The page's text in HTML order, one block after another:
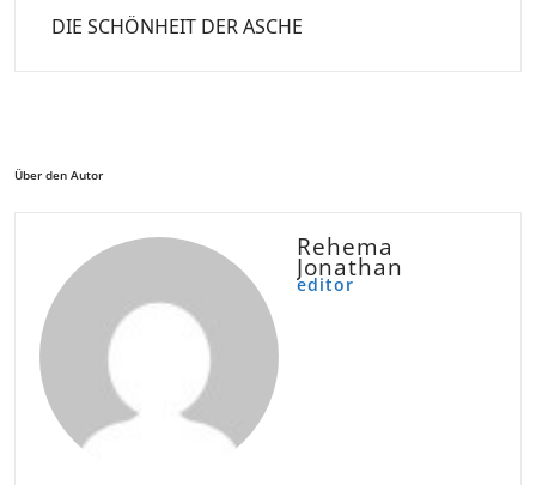
DIE SCHÖNHEIT DER ASCHE
Über den Autor
Rehema
Jonathan
editor